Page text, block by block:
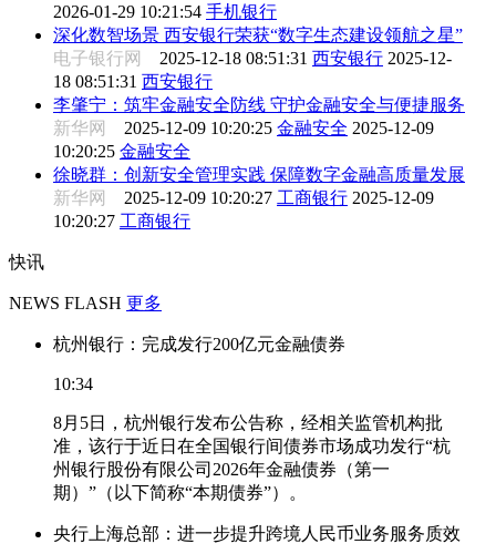
2026-01-29 10:21:54 手机银行
深化数智场景 西安银行荣获“数字生态建设领航之星”
电子银行网 2025-12-18 08:51:31 西安银行 2025-12-
18 08:51:31 西安银行
李肇宁：筑牢金融安全防线 守护金融安全与便捷服务
新华网 2025-12-09 10:20:25 金融安全 2025-12-09
10:20:25 金融安全
徐晓群：创新安全管理实践 保障数字金融高质量发展
新华网 2025-12-09 10:20:27 工商银行 2025-12-09
10:20:27 工商银行
快讯
NEWS FLASH 更多
杭州银行：完成发行200亿元金融债券
10:34
8月5日，杭州银行发布公告称，经相关监管机构批
准，该行于近日在全国银行间债券市场成功发行“杭
州银行股份有限公司2026年金融债券（第一
期）”（以下简称“本期债券”）。
央行上海总部：进一步提升跨境人民币业务服务质效